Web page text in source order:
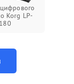
Korg LP-
180